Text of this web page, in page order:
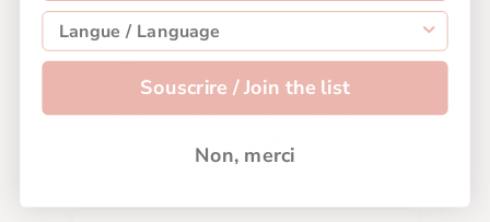
jeremy d.
super expérience les produits sont arriver
dans les délais très bien empaqueter et avec
Souscrire / Join the list
Non, merci